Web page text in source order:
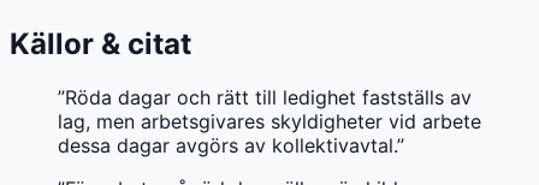
Källor & citat
”Röda dagar och rätt till ledighet fastställs av
lag, men arbetsgivares skyldigheter vid arbete
dessa dagar avgörs av kollektivavtal.”